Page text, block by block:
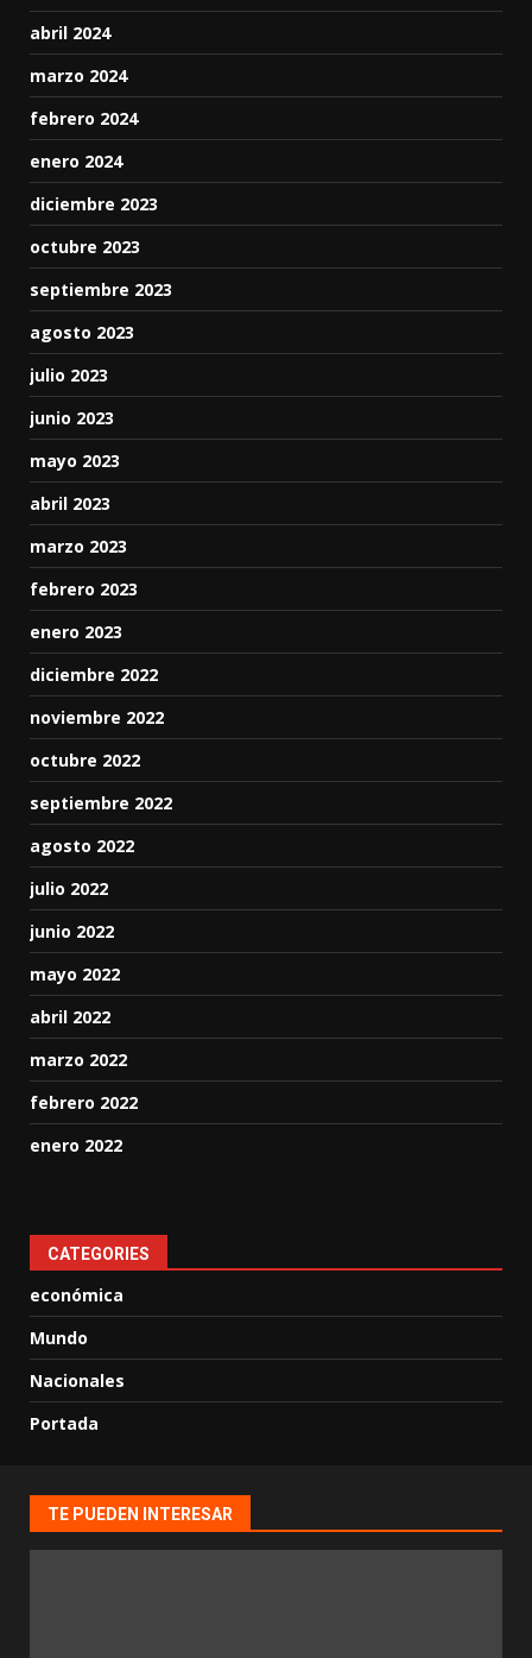
abril 2024
marzo 2024
febrero 2024
enero 2024
diciembre 2023
octubre 2023
septiembre 2023
agosto 2023
julio 2023
junio 2023
mayo 2023
abril 2023
marzo 2023
febrero 2023
enero 2023
diciembre 2022
noviembre 2022
octubre 2022
septiembre 2022
agosto 2022
julio 2022
junio 2022
mayo 2022
abril 2022
marzo 2022
febrero 2022
enero 2022
CATEGORIES
económica
Mundo
Nacionales
Portada
TE PUEDEN INTERESAR